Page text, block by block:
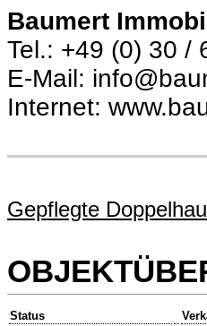
Baumert
Tel.: +49 (0) 30 /
E-Mail:
Internet:
Gepflegte
Status